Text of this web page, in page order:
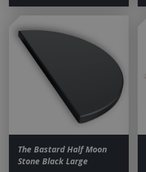
The Bastard Half Moon
Stone Black Large